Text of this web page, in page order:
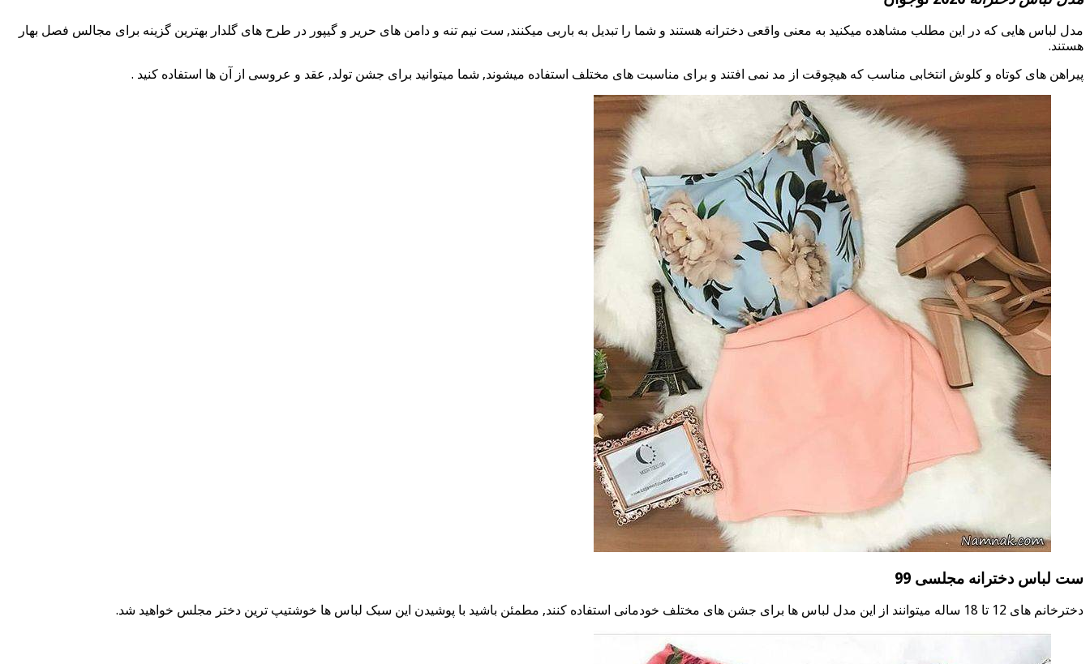
مدل لباس هایی که در این مطلب مشاهده میکنید به معنی واقعی دخترانه هستند و شما را تبدیل به باربی میکنند, ست نیم تنه و دامن های حریر و گیپور در طرح های گلدار بهترین گزینه برای مجالس فصل بهار
هستند.
پیراهن های کوتاه و کلوش انتخابی مناسب که هیچوقت از مد نمی افتند و برای مناسبت های مختلف استفاده میشوند, شما میتوانید برای جشن تولد, عقد و عروسی از آن ها استفاده کنید .
ست لباس دخترانه مجلسی 99
دخترخانم های 12 تا 18 ساله میتوانند از این مدل لباس ها برای جشن های مختلف خودمانی استفاده کنند, مطمئن باشید با پوشیدن این سبک لباس ها خوشتیپ ترین دختر مجلس خواهید شد.